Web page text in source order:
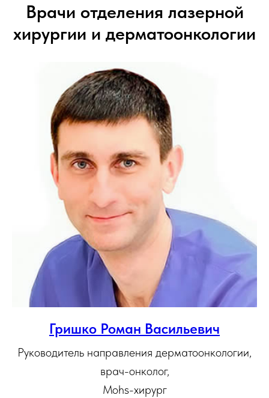
Врачи отделения лазерной
хирургии и дерматоонкологии
Гришко Роман Васильевич
Руководитель направления дерматоонкологии,
врач-онколог,
Mohs-хирург